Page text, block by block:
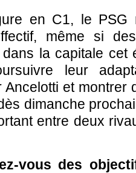
en C1, le PSG
même si
la capitale cet
leur
et montrer
dimanche
entre deux
vous des